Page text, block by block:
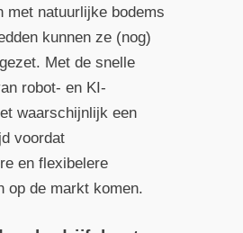
met natuurlijke bodems
kunnen ze (nog)
Met de snelle
robot- en KI-
waarschijnlijk een
voordat
en flexibelere
op de markt komen.